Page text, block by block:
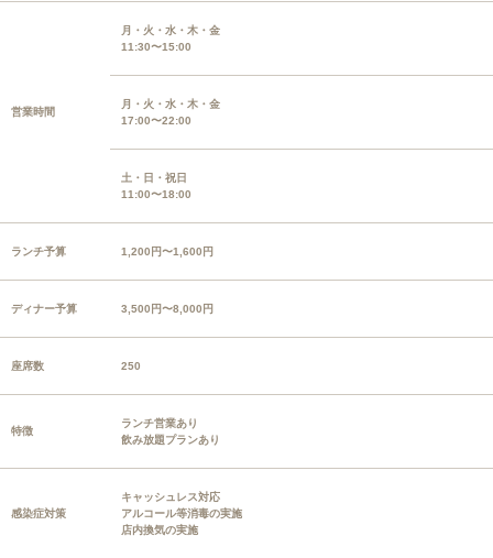
営業時間
月・火・水・木・金
11:30〜15:00
月・火・水・木・金
17:00〜22:00
土・日・祝日
11:00〜18:00
ランチ予算 1,200円〜1,600円
ディナー予算 3,500円〜8,000円
座席数 250
特徴
ランチ営業あり
飲み放題プランあり
感染症対策
キャッシュレス対応
アルコール等消毒の実施
店内換気の実施